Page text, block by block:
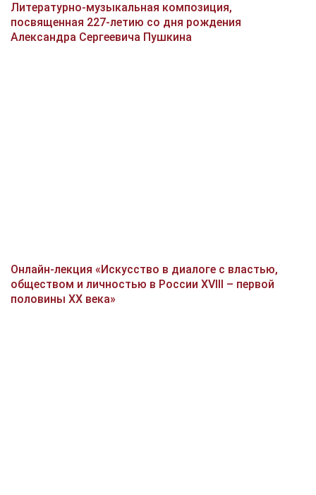
Литературно-музыкальная композиция,
посвященная 227-летию со дня рождения
Александра Сергеевича Пушкина
Онлайн-лекция «Искусство в диалоге с властью,
обществом и личностью в России XVIII – первой
половины XX века»